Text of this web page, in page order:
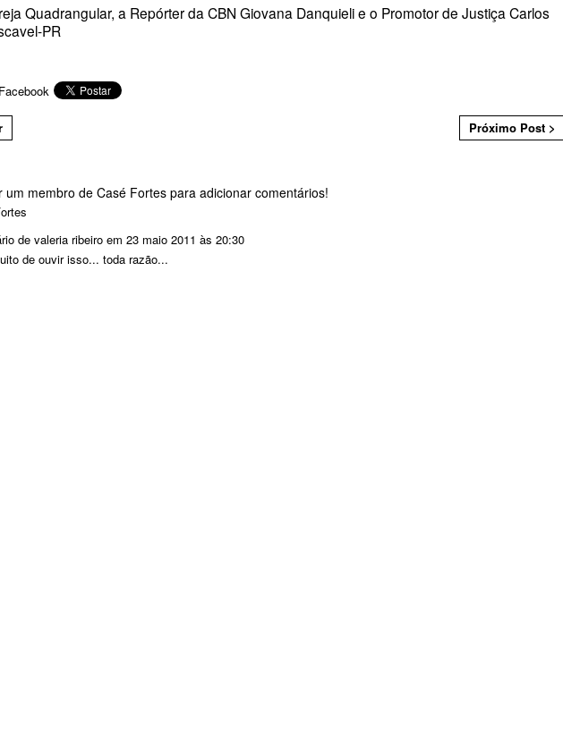
Quadrangular, a Repórter da CBN Giovana Danquieli e o Promotor de Justiça Carlos
PR
Facebook
Próximo Post >
um membro de Casé Fortes para adicionar comentários!
de valeria ribeiro em 23 maio 2011 às 20:30
de ouvir isso... toda razão...